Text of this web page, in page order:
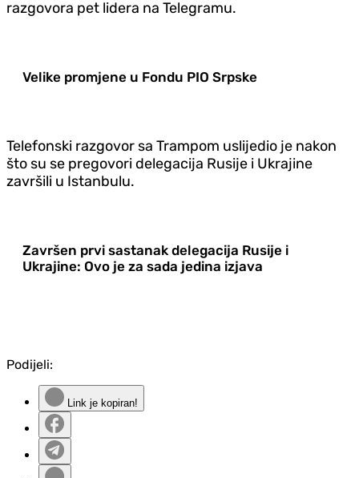
razgovora pet lidera na Telegramu.
Velike promjene u Fondu PIO Srpske
Telefonski razgovor sa Trampom uslijedio je nakon
što su se pregovori delegacija Rusije i Ukrajine
završili u Istanbulu.
Završen prvi sastanak delegacija Rusije i
Ukrajine: Ovo je za sada jedina izjava
Podijeli:
Link je kopiran!